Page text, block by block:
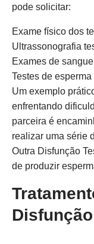
pode solicitar:
Exame físico dos
Ultrassonografia
Exames de
Testes de
Um exemplo
enfrentando
parceira é
realizar uma série
Outra Disfunção
de produzir